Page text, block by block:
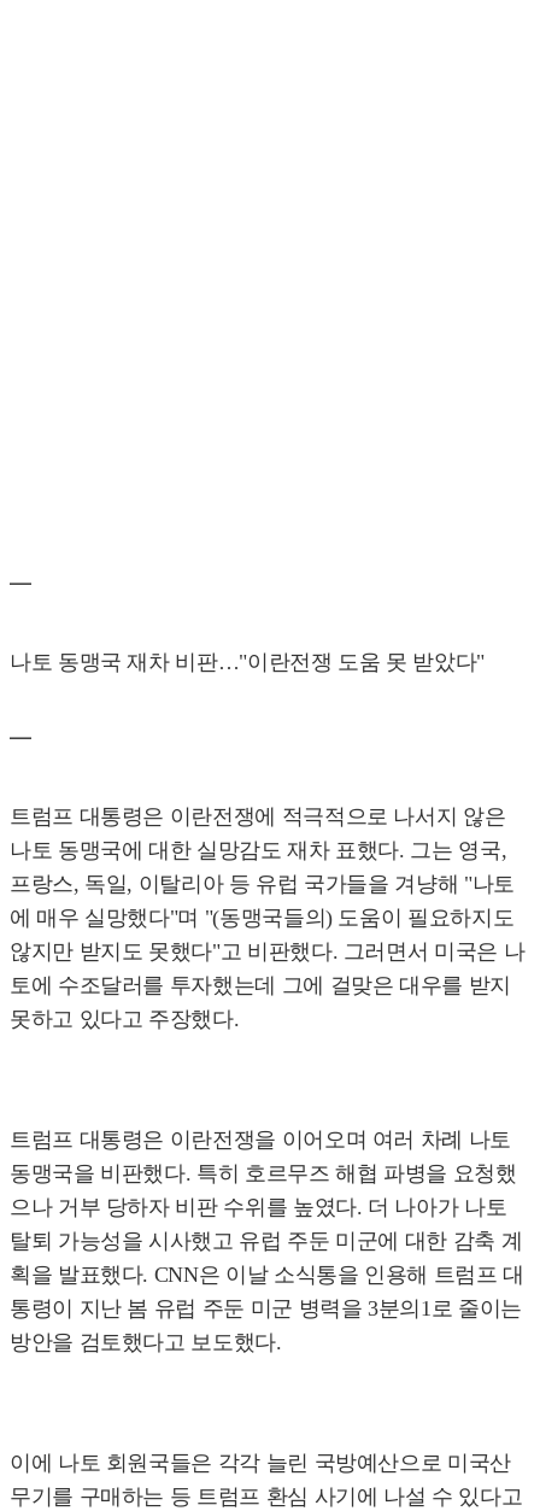
━
나토 동맹국 재차 비판…"이란전쟁 도움 못 받았다"
━
트럼프 대통령은 이란전쟁에 적극적으로 나서지 않은
나토 동맹국에 대한 실망감도 재차 표했다. 그는 영국,
프랑스, 독일, 이탈리아 등 유럽 국가들을 겨냥해 "나토
에 매우 실망했다"며 "(동맹국들의) 도움이 필요하지도
않지만 받지도 못했다"고 비판했다. 그러면서 미국은 나
토에 수조달러를 투자했는데 그에 걸맞은 대우를 받지
못하고 있다고 주장했다.
트럼프 대통령은 이란전쟁을 이어오며 여러 차례 나토
동맹국을 비판했다. 특히 호르무즈 해협 파병을 요청했
으나 거부 당하자 비판 수위를 높였다. 더 나아가 나토
탈퇴 가능성을 시사했고 유럽 주둔 미군에 대한 감축 계
획을 발표했다. CNN은 이날 소식통을 인용해 트럼프 대
통령이 지난 봄 유럽 주둔 미군 병력을 3분의1로 줄이는
방안을 검토했다고 보도했다.
이에 나토 회원국들은 각각 늘린 국방예산으로 미국산
무기를 구매하는 등 트럼프 환심 사기에 나설 수 있다고